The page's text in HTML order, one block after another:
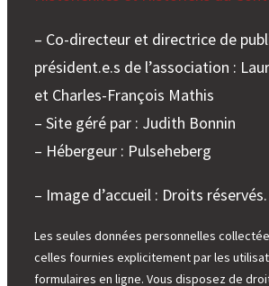
2018
– Co-directeur et directrice de
président.e.s de l’association :
et Charles-François Mathis
– Site géré par : Judith Bonnin
– Hébergeur : Pulseheberg
– Image d’accueil : Droits réservés.
Les seules données personnelles
celles fournies explicitement par les
formulaires en ligne. Vous disposez de